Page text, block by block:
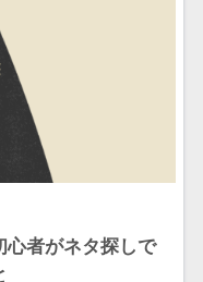
心者がネタ探しで